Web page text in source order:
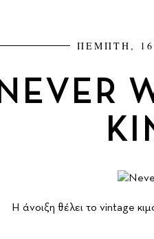
ΠΕΜΠΤΗ, 16
NEVER
Η άνοιξη θέλει το vintage